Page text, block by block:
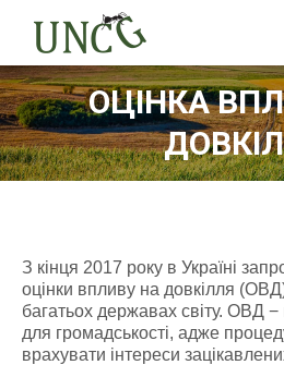
ОЦІНКА
З кінця 2017 року в Україні
оцінки впливу на довкілля
багатьох державах світу. ОВД
для громадськості, адже
врахувати інтереси